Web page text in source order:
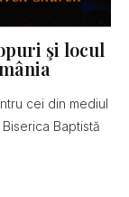
şi locul
cei din mediul
Baptistă